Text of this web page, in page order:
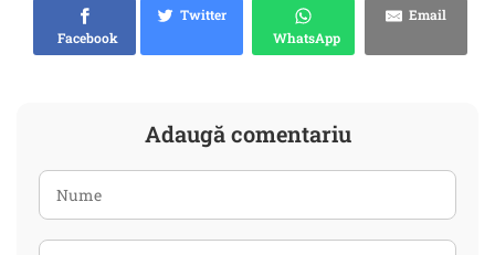
Facebook
Twitter
WhatsApp
Email
Adaugă comentariu